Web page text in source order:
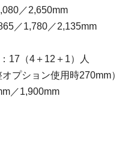
／2,650mm
／1,780／2,135mm
17（4＋12＋1）人
プション使用時270mm）
／1,900mm